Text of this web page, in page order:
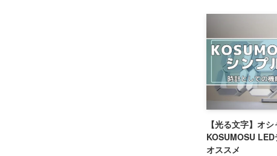
【光る文字】オ
KOSUMOSU
オススメ